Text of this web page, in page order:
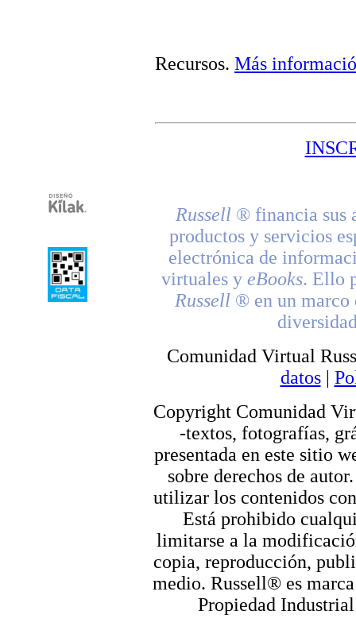
Recursos. Más
Russell ® financia sus
productos y servicios
electrónica de
virtuales y eBooks. Ello
Russell ® en un marco
Comunidad Virtual
datos|
Copyright Comunidad
-textos, fotografías,
presentada en este sitio
sobre derechos de
utilizar los contenidos
Está prohibido
limitarse a la
copia, reproducción,
medio. Russell® es
Propiedad